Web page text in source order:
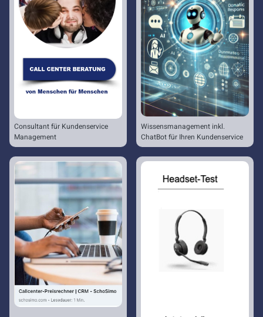
Consultant für Kundenservice
Management
Wissensmanagement inkl.
ChatBot für Ihren Kundenservice